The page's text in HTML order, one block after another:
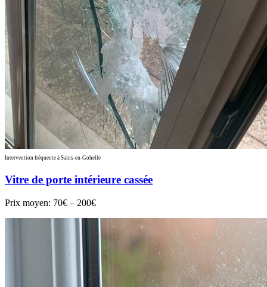
Intervention fréquente à Sains-en-Gohelle
Vitre de porte intérieure cassée
Prix moyen: 70€ – 200€